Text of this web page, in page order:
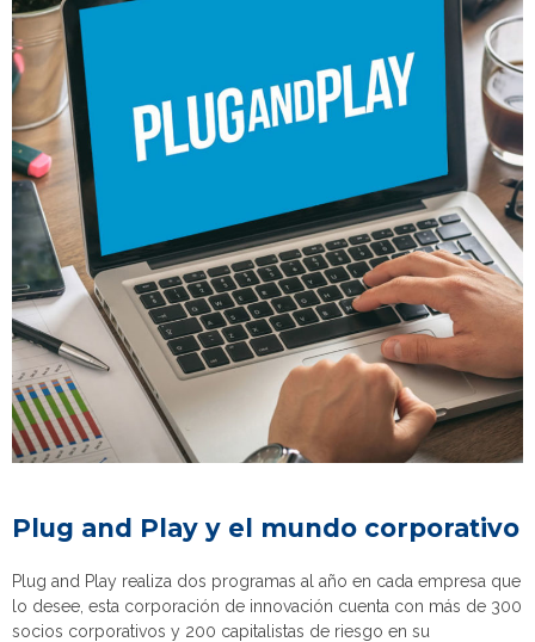
Plug and Play y el mundo corporativo
Plug and Play realiza dos programas al año en cada empresa que
lo desee, esta corporación de innovación cuenta con más de 300
socios corporativos y 200 capitalistas de riesgo en su